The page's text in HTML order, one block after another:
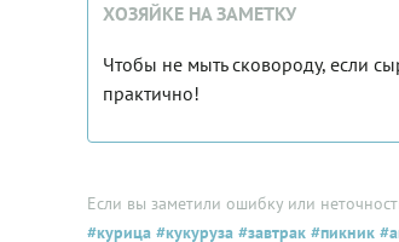
ХОЗЯЙКЕ НА ЗАМЕТКУ
Чтобы не мыть сковороду, если
практично!
Если вы заметили ошибку или
#курица #кукуруза #завтрак #пикник